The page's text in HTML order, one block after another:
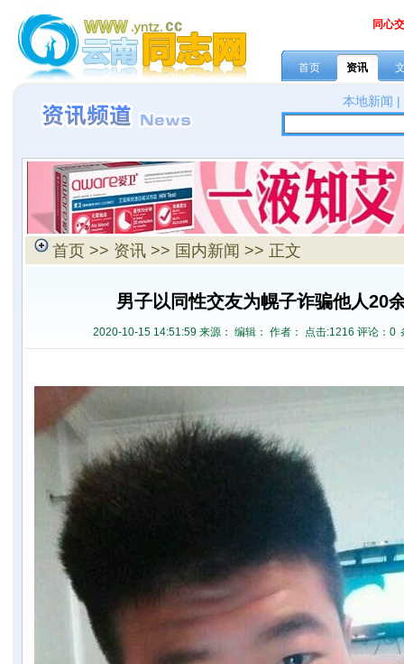
同心
首页 资讯
本地新闻 |
首页 >> 资讯 >> 国内新闻 >> 正文
男子以同性交友为幌子诈骗他人20
2020-10-15 14:51:59 来源： 编辑： 作者： 点击:1216 评论： 0